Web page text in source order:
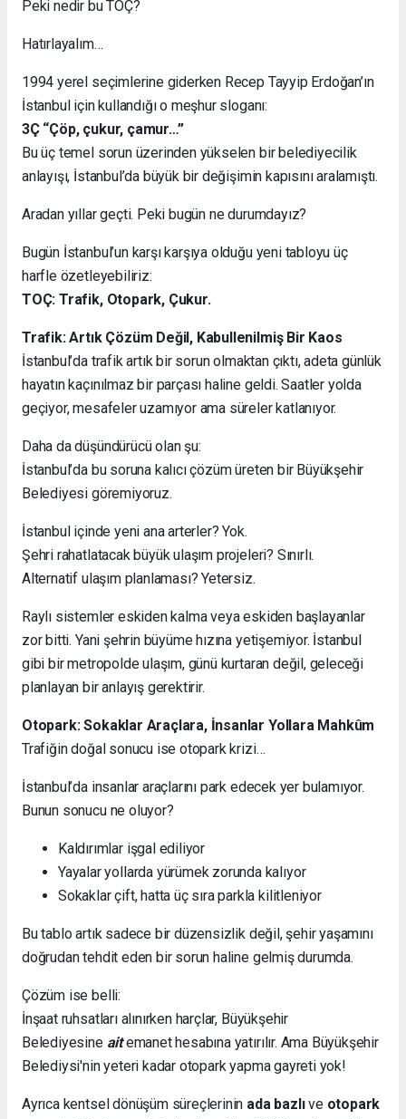
Peki nedir bu TOÇ?
Hatırlayalım…
1994 yerel seçimlerine giderken Recep Tayyip Erdoğan’ın
İstanbul için kullandığı o meşhur sloganı:
3Ç “Çöp, çukur, çamur…”
Bu üç temel sorun üzerinden yükselen bir belediyecilik
anlayışı, İstanbul’da büyük bir değişimin kapısını aralamıştı.
Aradan yıllar geçti. Peki bugün ne durumdayız?
Bugün İstanbul’un karşı karşıya olduğu yeni tabloyu üç
harfle özetleyebiliriz:
TOÇ: Trafik, Otopark, Çukur.
Trafik: Artık Çözüm Değil, Kabullenilmiş Bir Kaos
İstanbul’da trafik artık bir sorun olmaktan çıktı, adeta günlük
hayatın kaçınılmaz bir parçası haline geldi. Saatler yolda
geçiyor, mesafeler uzamıyor ama süreler katlanıyor.
Daha da düşündürücü olan şu:
İstanbul’da bu soruna kalıcı çözüm üreten bir Büyükşehir
Belediyesi göremiyoruz.
İstanbul içinde yeni ana arterler? Yok.
Şehri rahatlatacak büyük ulaşım projeleri? Sınırlı.
Alternatif ulaşım planlaması? Yetersiz.
Raylı sistemler eskiden kalma veya eskiden başlayanlar
zor bitti. Yani şehrin büyüme hızına yetişemiyor. İstanbul
gibi bir metropolde ulaşım, günü kurtaran değil, geleceği
planlayan bir anlayış gerektirir.
Otopark: Sokaklar Araçlara, İnsanlar Yollara Mahkûm
Trafiğin doğal sonucu ise otopark krizi…
İstanbul’da insanlar araçlarını park edecek yer bulamıyor.
Bunun sonucu ne oluyor?
Kaldırımlar işgal ediliyor
Yayalar yollarda yürümek zorunda kalıyor
Sokaklar çift, hatta üç sıra parkla kilitleniyor
Bu tablo artık sadece bir düzensizlik değil, şehir yaşamını
doğrudan tehdit eden bir sorun haline gelmiş durumda.
Çözüm ise belli:
İnşaat ruhsatları alınırken harçlar, Büyükşehir
Belediyesine aitemanet hesabına yatırılır. Ama Büyükşehir
Belediysi'nin yeteri kadar otopark yapma gayreti yok!
Ayrıca kentsel dönüşüm süreçlerinin ada bazlıve otopark